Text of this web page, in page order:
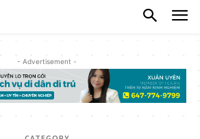
- Advertisement -